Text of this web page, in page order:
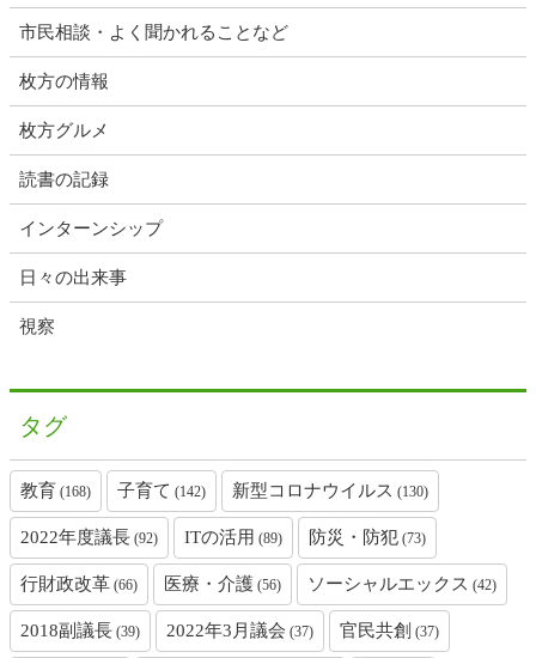
市民相談・よく聞かれることなど
枚方の情報
枚方グルメ
読書の記録
インターンシップ
日々の出来事
視察
タグ
教育 (168) 子育て (142) 新型コロナウイルス (130)
2022年度議長 (92) ITの活用 (89) 防災・防犯 (73)
行財政改革 (66) 医療・介護 (56) ソーシャルエックス (42)
2018副議長 (39) 2022年3月議会 (37) 官民共創 (37)